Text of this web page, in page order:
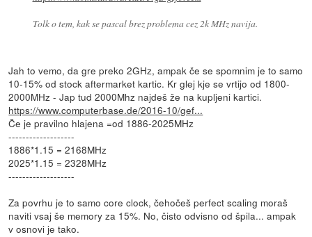
Tolk o tem, kak se pascal brez problema cez 2k MHz navija.
Jah to vemo, da gre preko 2GHz, ampak če se spomnim je to samo
10-15% od stock aftermarket kartic. Kr glej kje se vrtijo od 1800-
2000MHz - Jap tud 2000Mhz najdeš že na kupljeni kartici.
https://www.computerbase.de/2016-10/gef...
Če je pravilno hlajena =od 1886-2025MHz
-------------------
1886*1.15 = 2168MHz
2025*1.15 = 2328MHz
-------------------
Za povrhu je to samo core clock, čehočeš perfect scaling moraš
naviti vsaj še memory za 15%. No, čisto odvisno od špila... ampak
v osnovi je tako.